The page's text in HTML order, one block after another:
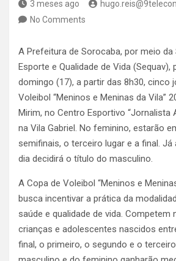
3 meses ago
No Comments
A Prefeitura de Sorocaba, por meio da
Esporte e Qualidade de Vida (Sequav),
domingo (17), a partir das 8h30, cinco
Voleibol “Meninos e Meninas da Vila”
Mirim, no Centro Esportivo “Jornalista
na Vila Gabriel. No feminino, estarão
semifinais, o terceiro lugar e a final. Já
dia decidirá o título do masculino.
A Copa de Voleibol “Meninos e
busca incentivar a prática da
saúde e qualidade de vida. Competem
crianças e adolescentes nascidos
final, o primeiro, o segundo e o